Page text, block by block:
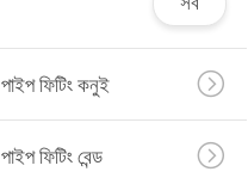
পাইপ ফিটিং কনুই
পাইপ ফিটিং বেন্ড